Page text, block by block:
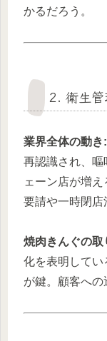
かるだろう。
2. 衛生管
業界全体の動き:
再認識され、嘔
ェーン店が増
要請や一時閉店
焼肉きんぐの取
化を表明して
が鍵。顧客への